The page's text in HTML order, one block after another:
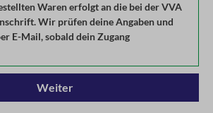
Waren erfolgt an die bei der VVA
Wir prüfen deine Angaben und
E-Mail, sobald dein Zugang
Weiter